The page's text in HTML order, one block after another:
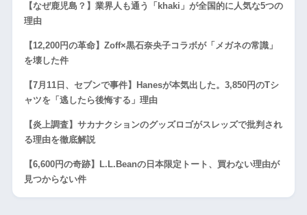
【なぜ鹿児島？】業界人も通う「khaki」が全国的に人気な5つの
理由
【12,200円の革命】Zoff×黒石奈央子コラボが「メガネの常識」
を壊した件
【7月11日、セブンで事件】Hanesが本気出した。3,850円のTシ
ャツを「逃したら後悔する」理由
【炎上調査】サカナクションのグッズロゴがスレッズで批判され
る理由を徹底解説
【6,600円の奇跡】L.L.Beanの日本限定トート、買わない理由が
見つからない件